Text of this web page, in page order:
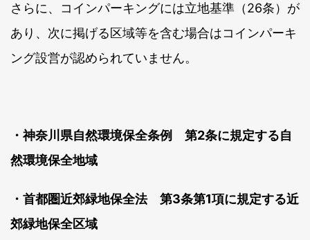
さらに、コインパーキングには立地基準（26条）が
あり、次に掲げる区域等を含む場合はコインパーキ
ング設営が認められていません。
・神奈川県自然環境保全条例 第2条に規定する自
然環境保全地域
・首都圏近郊緑地保全法 第3条第1項に規定する近
郊緑地保全区域